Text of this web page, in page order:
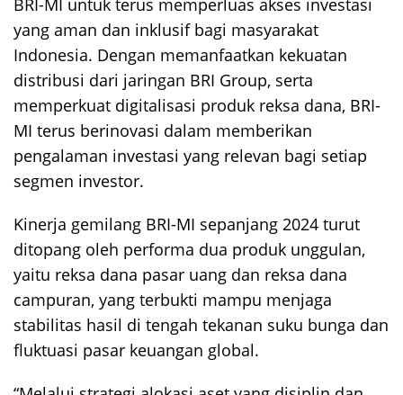
BRI-MI untuk terus memperluas akses investasi
yang aman dan inklusif bagi masyarakat
Indonesia. Dengan memanfaatkan kekuatan
distribusi dari jaringan BRI Group, serta
memperkuat digitalisasi produk reksa dana, BRI-
MI terus berinovasi dalam memberikan
pengalaman investasi yang relevan bagi setiap
segmen investor.
Kinerja gemilang BRI-MI sepanjang 2024 turut
ditopang oleh performa dua produk unggulan,
yaitu reksa dana pasar uang dan reksa dana
campuran, yang terbukti mampu menjaga
stabilitas hasil di tengah tekanan suku bunga dan
fluktuasi pasar keuangan global.